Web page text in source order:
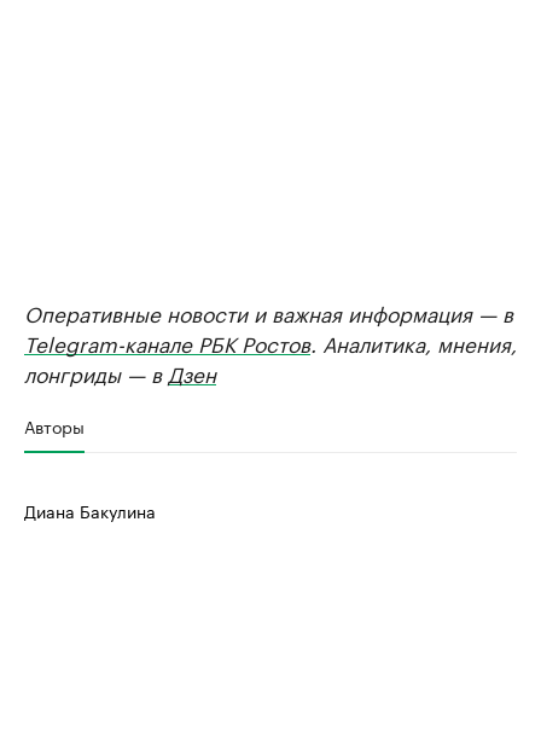
Оперативные новости и важная информация — в
Telegram-канале РБК Ростов. Аналитика, мнения,
лонгриды — в Дзен
Авторы
Диана Бакулина